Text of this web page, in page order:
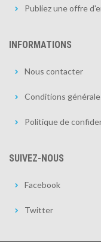
Publiez une offre
INFORMATIONS
Nous contacter
Conditions
Politique de
SUIVEZ-NOUS
Facebook
Twitter